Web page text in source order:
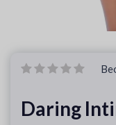
Daring